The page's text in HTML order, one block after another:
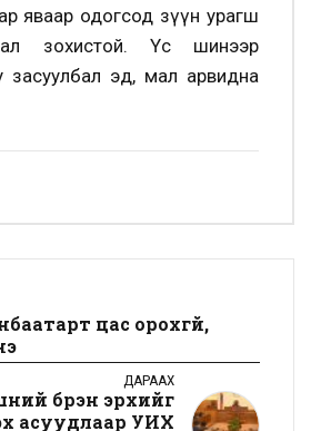
яваар одогсод зүүн урагш
зохистой. Үс шинээр
засуулбал эд, мал арвидна
цас орохгүй,
ДАРААХ
бүрэн эрхийг
асуудлаар УИХ